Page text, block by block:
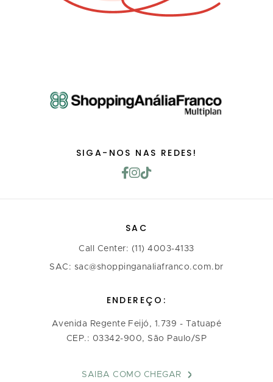
SIGA-NOS NAS REDES!
SAC
Call Center: (11) 4003-4133
SAC: sac@shoppinganaliafranco.com.br
ENDEREÇO:
Avenida Regente Feijó, 1.739 - Tatuapé
CEP.: 03342-900, São Paulo/SP
SAIBA COMO CHEGAR